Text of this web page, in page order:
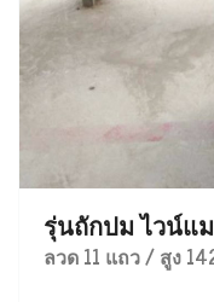
รุ่นถักปม ไวน์แ
ลวด 11 แถว / สูง